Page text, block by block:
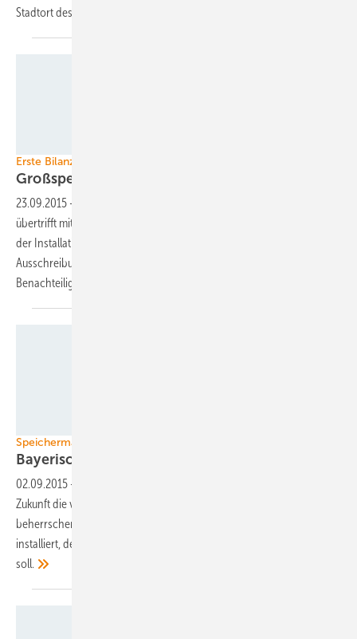
Stadtort des DLR in Lampoldshausen zu
Erste Bilanz aus Schwerin
Großspeicher ist wirtschaftlicher als
23.09.2015 -
übertrifft mit seinen Erlösen alle Erwartungen, die der Betreiber vor
der Installation hatte. So gewannen die Schweriner alle
Ausschreibungen von Primärregelleistung trotz der systematischen
Benachteiligung von
Speichermarkt
Bayerischer Großspeicher geht in
02.09.2015 -
Zukunft die volatile Einspeisung von Solarenergie besser
beherrschen. Denn im Ortsnetz im Allgäu wurde ein Großspeicher
installiert, der eine Reihe von Systemdienstleistungen übernehmen
soll.